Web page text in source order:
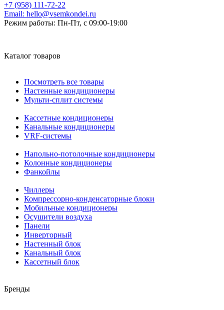
+7 (958) 111-72-22
Email: hello@vsemkondei.ru
Режим работы: Пн-Пт, с 09:00-19:00
Каталог товаров
Посмотреть все товары
Настенные кондиционеры
Мульти-сплит системы
Кассетные кондиционеры
Канальные кондиционеры
VRF-системы
Напольно-потолочные кондиционеры
Колонные кондиционеры
Фанкойлы
Чиллеры
Компрессорно-конденсаторные блоки
Мобильные кондиционеры
Осушители воздуха
Панели
Инверторный
Настенный блок
Канальный блок
Кассетный блок
Бренды